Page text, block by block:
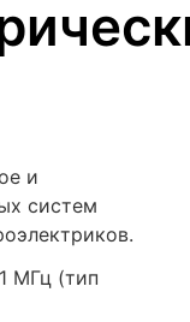
и
систем
МГц (тип